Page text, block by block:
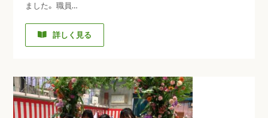
ました。 職員…
詳しく見る